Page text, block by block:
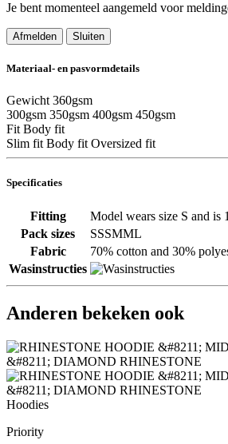
Je bent momenteel aangemeld voor
Afmelden Sluiten
Materiaal- en pasvormdetails
Gewicht 360gsm
300gsm 350gsm 400gsm 450gsm
Fit Body fit
Slim fit Body fit Oversized fit
Specificaties
Fitting
Model wears size S and is
Pack sizes
SSSMML
Fabric
70% cotton and 30%
Wasinstructies
Anderen bekeken ook
Hoodies
Priority